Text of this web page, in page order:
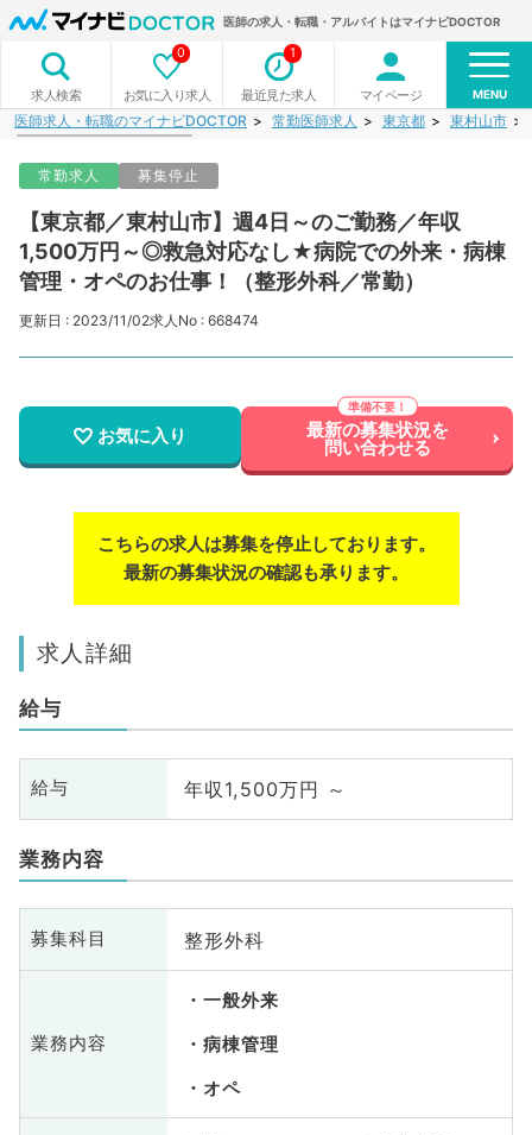
医師の求人・転職・アルバイトはマイナビDOCTOR
求人検索 お気に入り求人
0
最近見た求人
1
マイページ MENU
医師求人・転職のマイナビDOCTOR 常勤医師求人 東京都 東村山市
常勤求人 募集停止
【東京都／東村山市】週4日～のご勤務／年収
1,500万円～◎救急対応なし★病院での外来・病棟
管理・オペのお仕事！（整形外科／常勤）
更新日 : 2023/11/02求人No : 668474
お気に入り 最新の募集状況を
問い合わせる
こちらの求人は募集を停止しております。
最新の募集状況の確認も承ります。
求人詳細
給与
給与 年収1,500万円 ～
業務内容
募集科目 整形外科
業務内容
一般外来
病棟管理
オペ